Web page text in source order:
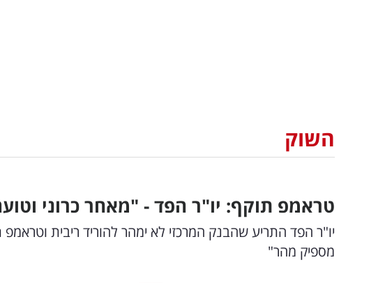
השוק
טראמפ תוקף: יו"ר הפד - "מאחר כרוני
יו"ר הפד התריע שהבנק המרכזי לא ימהר להוריד ריבית
מספיק מהר"